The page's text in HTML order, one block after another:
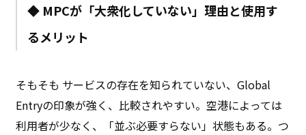
◆ MPCが「大衆化していない」理由と使用す
るメリット
そもそも サービスの存在を知られていない、Global
Entryの印象が強く、比較されやすい。空港によっては
利用者が少なく、「並ぶ必要すらない」状態もある。つ